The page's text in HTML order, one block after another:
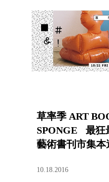
草率季 ART
SPONGE 最狂
藝術書刊市集本
10.18.2016